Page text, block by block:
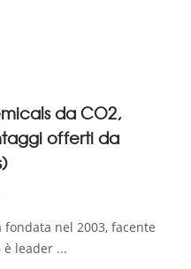
da CO2,
offerti da
fondata nel 2003, facente
leader ...